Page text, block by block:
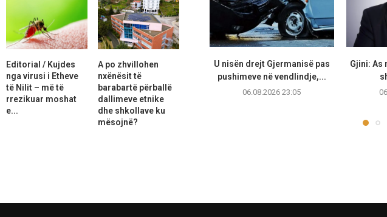
U nisën drejt Gjermanisë pas
pushimeve në vendlindje,...
06.08.2026 23:05
Gjini: As
Editorial / Kujdes
nga virusi i Etheve
të Nilit – më të
rrezikuar moshat
e...
A po zhvillohen
nxënësit të
barabartë përballë
dallimeve etnike
dhe shkollave ku
mësojnë?